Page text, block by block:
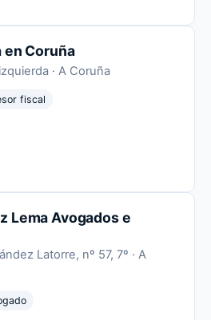
en Coruña
· A Coruña
fiscal
Lema Avogados e
Latorre, nº 57, 7º · A